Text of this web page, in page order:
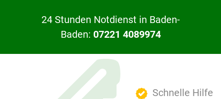
24 Stunden Notdienst in Baden-
Baden: 07221 4089974
Schnelle Hilfe